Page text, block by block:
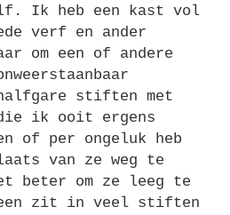
Ik heb een kast vol
verf en ander
om een of andere
stiften met
ik ooit ergens
of per ongeluk heb
van ze weg te
beter om ze leeg te
zit in veel stiften